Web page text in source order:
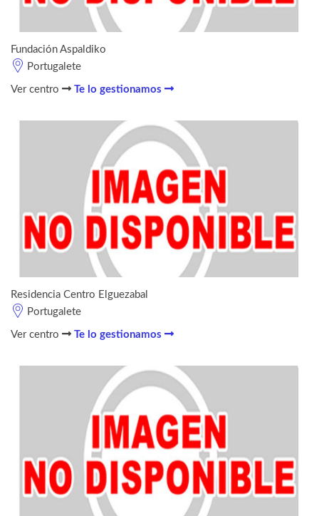
Fundación Aspaldiko
Portugalete
Ver centro Te lo gestionamos
Residencia Centro Elguezabal
Portugalete
Ver centro Te lo gestionamos